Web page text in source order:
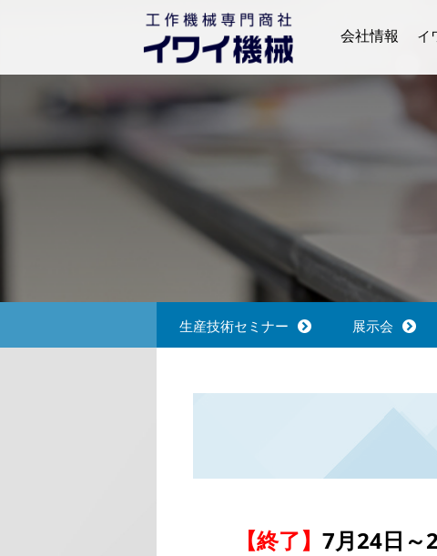
会社情報
ごあいさつ
イ
生産技術セミナー 展示会
【終了】 7月24日～